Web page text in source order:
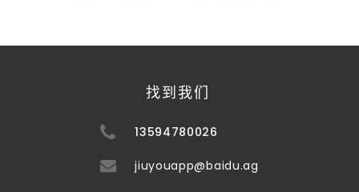
找到我们
13594780026
jiuyouapp@baidu.ag